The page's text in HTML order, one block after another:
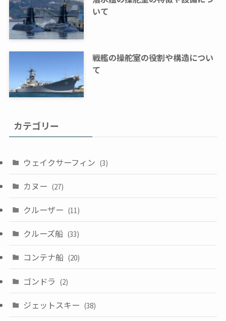
いて
戦艦の操舵室の役割や構造につい
て
カテゴリー
ウェイクサーフィン (3)
カヌー (27)
クルーザー (11)
クルーズ船 (33)
コンテナ船 (20)
ゴンドラ (2)
ジェットスキー (38)